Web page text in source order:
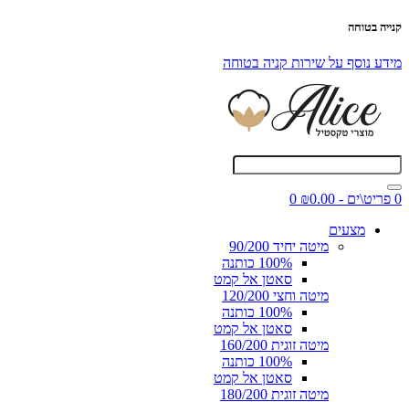
קנייה בטוחה
מידע נוסף על שירות קניה בטוחה
0 פריט\ים - ₪0.00
0
מצעים
מיטה יחיד 90/200
100% כותנה
סאטן אל קמט
מיטה וחצי 120/200
100% כותנה
סאטן אל קמט
מיטה זוגית 160/200
100% כותנה
סאטן אל קמט
מיטה זוגית 180/200